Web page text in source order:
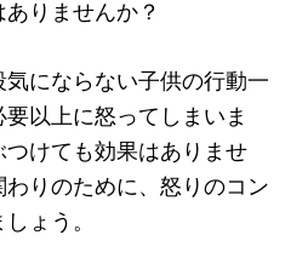
りませんか？
にならない子供の行動一
以上に怒ってしまいま
けても効果はありませ
りのために、怒りのコン
ょう。